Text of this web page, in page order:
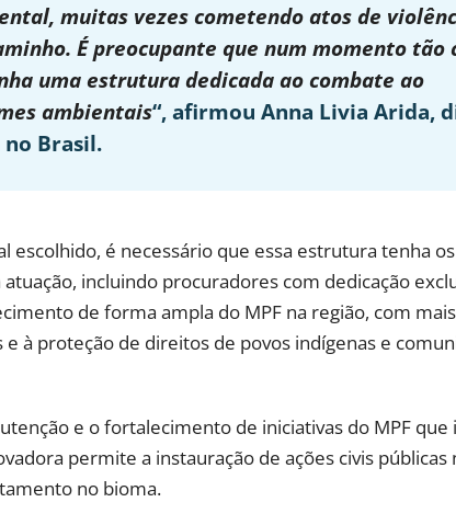
muitas vezes cometendo atos de
É preocupante que num momento tão
uma estrutura dedicada ao combate ao
ambientais“, afirmou Anna Livia Arida,
Brasil.
é necessário que essa estrutura tenha
incluindo procuradores com dedicação
de forma ampla do MPF na região, com
à proteção de direitos de povos indígenas e
e o fortalecimento de iniciativas do MPF que
permite a instauração de ações civis públicas
no bioma.